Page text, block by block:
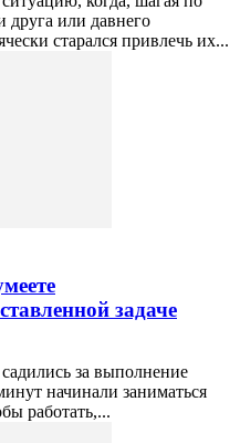
друга или давнего
старался привлечь их...
задаче
за выполнение
начинали заниматься
работать,...